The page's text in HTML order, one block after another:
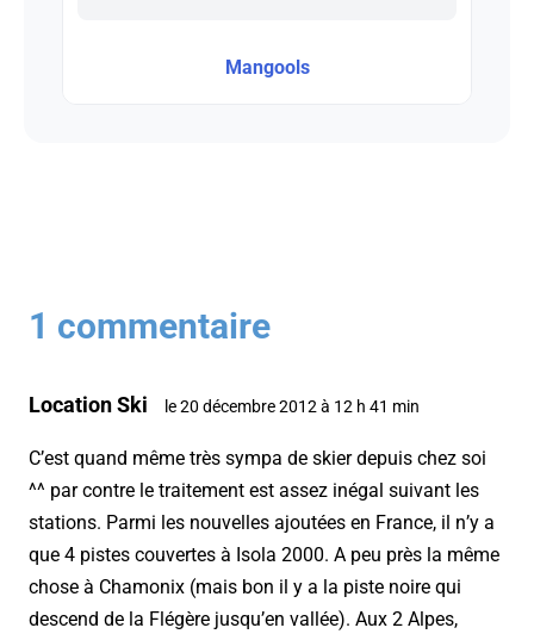
Mangools
1 commentaire
Location Ski le 20 décembre 2012 à 12 h 41 min
C’est quand même très sympa de skier depuis chez soi
^^ par contre le traitement est assez inégal suivant les
stations. Parmi les nouvelles ajoutées en France, il n’y a
que 4 pistes couvertes à Isola 2000. A peu près la même
chose à Chamonix (mais bon il y a la piste noire qui
descend de la Flégère jusqu’en vallée). Aux 2 Alpes,